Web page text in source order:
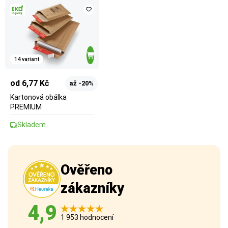
14 variant
od 6,77 Kč až -20%
Kartonová obálka
PREMIUM
Skladem
Ověřeno
zákazníky
4,9 1 953 hodnocení